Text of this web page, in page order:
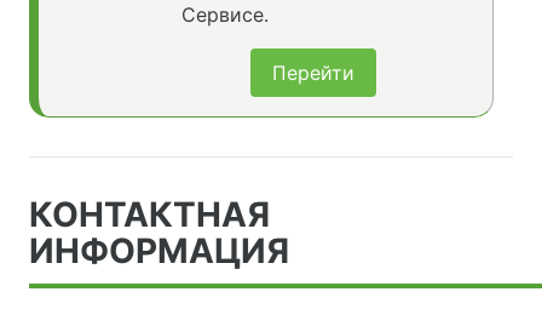
Сервисе.
Перейти
КОНТАКТНАЯ
ИНФОРМАЦИЯ